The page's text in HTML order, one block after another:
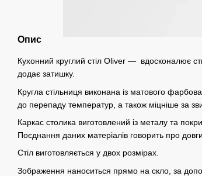
Опис
Кухонний круглий стіл Oliver — вдосконалює
додає затишку.
Кругла стільниця виконана із матового
до перепаду температур, а також міцніше за
Каркас столика виготовлений із металу та
Поєднання даних матеріалів говорить про
Стіл виготовляється у двох розмірах.
Зображення наноситься прямо на скло, за